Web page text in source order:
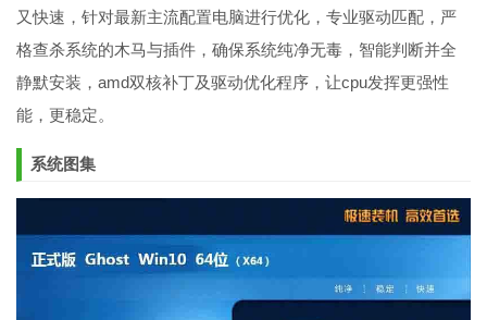
又快速，针对最新主流配置电脑进行优化，专业驱动匹配，严
格查杀系统的木马与插件，确保系统纯净无毒，智能判断并全
静默安装，amd双核补丁及驱动优化程序，让cpu发挥更强性
能，更稳定。
系统图集